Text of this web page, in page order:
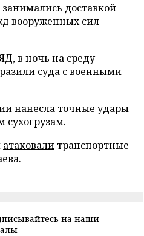
доставкой
вооруженных сил
в ночь на среду
суда с военными
нанесла точные удары
атаковали транспортные
на наши